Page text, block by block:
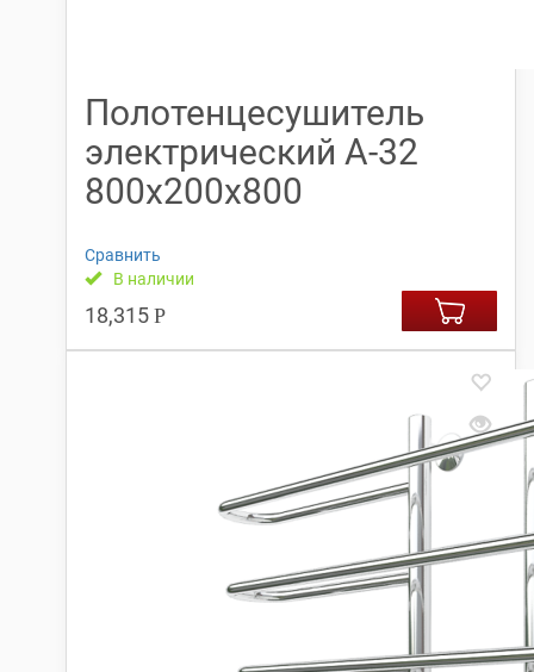
Полотенцесушитель
электрический А-32
800х200х800
Сравнить
В наличии
18,315 Р